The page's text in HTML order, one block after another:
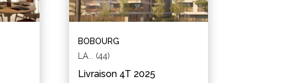
BOBOURG
LA... (44)
Livraison 4T 2025